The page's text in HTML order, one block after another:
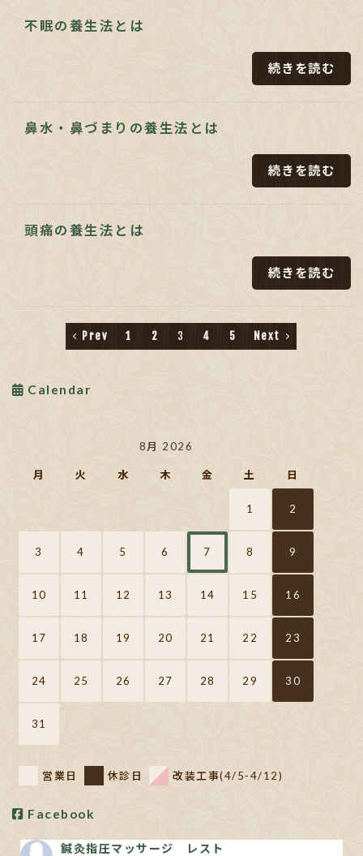
不眠の養生法とは
続きを読む
鼻水・鼻づまりの養生法とは
続きを読む
頭痛の養生法とは
続きを読む
Prev 1 2 3 4 5 Next
Calendar
8月 2026
月 火 水 木 金 土 日
1 2
3 4 5 6 7 8 9
10 11 12 13 14 15 16
17 18 19 20 21 22 23
24 25 26 27 28 29 30
31
営業日 休診日 改装工事(4/5-4/12)
Facebook
鍼灸指圧マッサージ レスト